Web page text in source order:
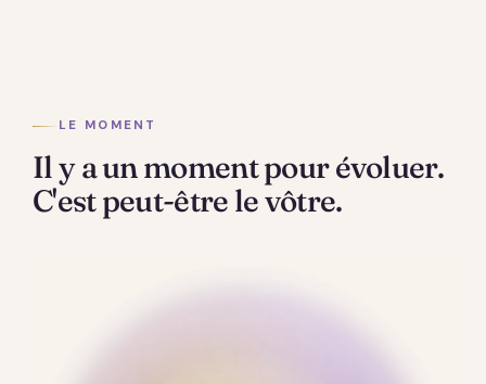
LE MOMENT
Il y a un moment pour évoluer.
C'est peut-être le vôtre.